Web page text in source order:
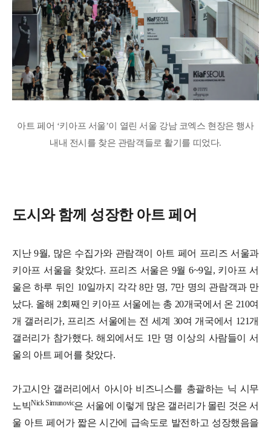
아트 페어 ‘키아프 서울’이 열린 서울 강남 코엑스 현장은 행사
내내 전시를 찾은 관람객들로 활기를 띠었다.
도시와 함께 성장한 아트 페어
지난 9월, 많은 수집가와 관람객이 아트 페어 프리즈 서울과
키아프 서울을 찾았다. 프리즈 서울은 9월 6~9일, 키아프 서
울은 하루 뒤인 10일까지 각각 8만 명, 7만 명의 관람객과 만
났다. 올해 2회째인 키아프 서울에는 총 20개국에서 온 210여
개 갤러리가, 프리즈 서울에는 전 세계 30여 개국에서 121개
갤러리가 참가했다. 해외에서도 1만 명 이상의 사람들이 서
울의 아트 페어를 찾았다.
가고시안 갤러리에서 아시아 비즈니스를 총괄하는 닉 시무
노빅Nick Simunovic은 서울에 이렇게 많은 갤러리가 몰린 것은 서
울 아트 페어가 짧은 시간에 급속도로 발전하고 성장했음을